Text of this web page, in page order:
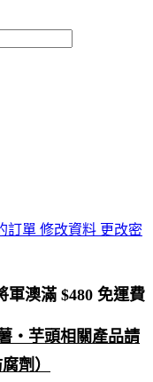
訂單 修改資料 更改密
軍澳滿 $480 免運費
・芋頭相關產品請
劑）